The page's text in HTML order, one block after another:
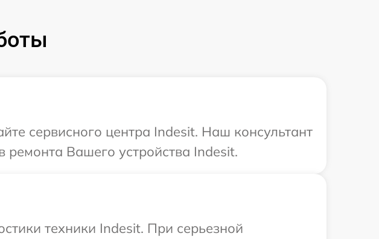
сервисного центра Indesit. Наш консультант
ремонта Вашего устройства Indesit.
техники Indesit. При серьезной